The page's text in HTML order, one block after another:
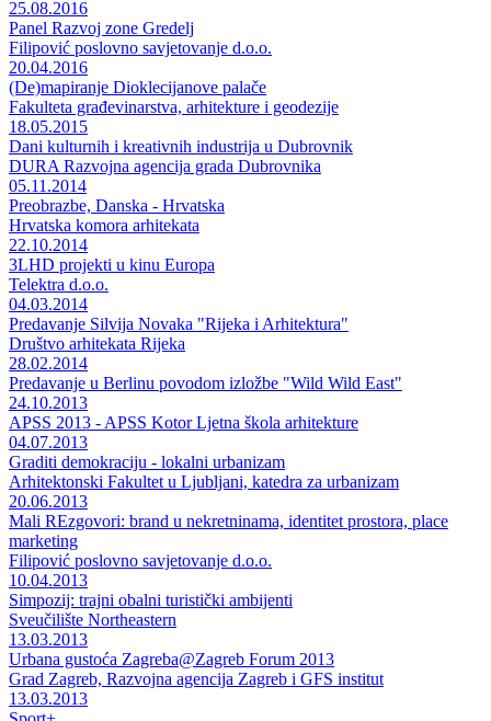
25.08.2016
Panel Razvoj zone Gredelj
Filipović poslovno savjetovanje d.o.o.
20.04.2016
(De)mapiranje Dioklecijanove palače
Fakulteta građevinarstva, arhitekture i geodezije
18.05.2015
Dani kulturnih i kreativnih industrija u Dubrovnik
DURA Razvojna agencija grada Dubrovnika
05.11.2014
Preobrazbe, Danska - Hrvatska
Hrvatska komora arhitekata
22.10.2014
3LHD projekti u kinu Europa
Telektra d.o.o.
04.03.2014
Predavanje Silvija Novaka "Rijeka i Arhitektura"
Društvo arhitekata Rijeka
28.02.2014
Predavanje u Berlinu povodom izložbe "Wild Wild East"
24.10.2013
APSS 2013 - APSS Kotor Ljetna škola arhitekture
04.07.2013
Graditi demokraciju - lokalni urbanizam
Arhitektonski Fakultet u Ljubljani, katedra za urbanizam
20.06.2013
Mali REzgovori: brand u nekretninama, identitet prostora, place
marketing
Filipović poslovno savjetovanje d.o.o.
10.04.2013
Simpozij: trajni obalni turistički ambijenti
Sveučilište Northeastern
13.03.2013
Urbana gustoća Zagreba@Zagreb Forum 2013
Grad Zagreb, Razvojna agencija Zagreb i GFS institut
13.03.2013